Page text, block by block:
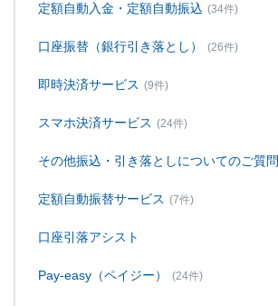
定額自動入金・定額自動振込 (34件)
口座振替（銀行引き落とし） (26件)
即時決済サービス (9件)
スマホ決済サービス (24件)
その他振込・引き落としについてのご質問
定額自動振替サービス (7件)
口座引落アシスト
Pay-easy（ペイジー） (24件)